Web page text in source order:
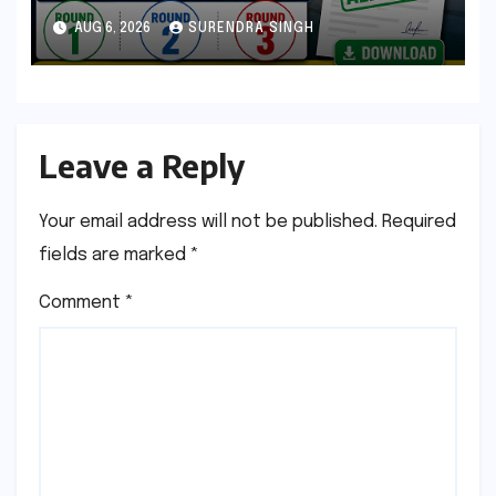
Result Out : Download College
Allotment Letter, College
Reporting Begins
AUG 6, 2026 SURENDRA SINGH
Leave a Reply
Your email address will not be published. Required
fields are marked *
Comment *